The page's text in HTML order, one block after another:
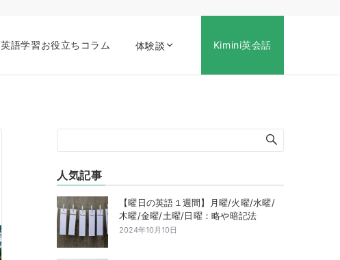
英語学習お役立ちコラム 体験談 Kimini英会話
人気記事
【曜日の英語１週間】月曜/火曜/水曜/
木曜/金曜/土曜/日曜：略や暗記法
2024年10月10日